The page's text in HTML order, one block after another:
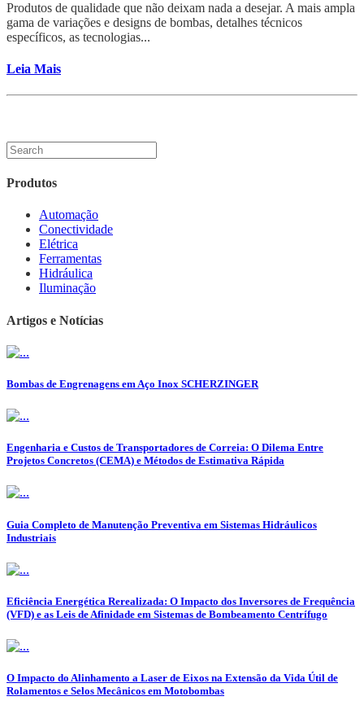
Produtos de qualidade que não deixam nada a desejar. A mais ampla
gama de variações e designs de bombas, detalhes técnicos
específicos, as tecnologias...
Leia Mais
Produtos
Automação
Conectividade
Elétrica
Ferramentas
Hidráulica
Iluminação
Artigos e Notícias
Bombas de Engrenagens em Aço Inox SCHERZINGER
Engenharia e Custos de Transportadores de Correia: O Dilema Entre
Projetos Concretos (CEMA) e Métodos de Estimativa Rápida
Guia Completo de Manutenção Preventiva em Sistemas Hidráulicos
Industriais
Eficiência Energética Rerealizada: O Impacto dos Inversores de Frequência
(VFD) e as Leis de Afinidade em Sistemas de Bombeamento Centrífugo
O Impacto do Alinhamento a Laser de Eixos na Extensão da Vida Útil de
Rolamentos e Selos Mecânicos em Motobombas